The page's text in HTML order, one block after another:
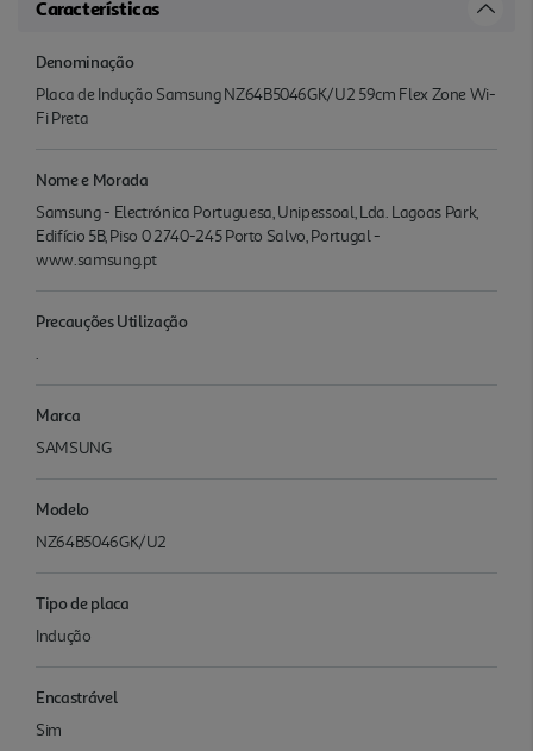
Características
Denominação
Placa de Indução Samsung NZ64B5046GK/U2 59cm Flex Zone Wi-
Fi Preta
Nome e Morada
Samsung - Electrónica Portuguesa, Unipessoal, Lda. Lagoas Park,
Edifício 5B, Piso 0 2740-245 Porto Salvo, Portugal -
www.samsung.pt
Precauções Utilização
.
Marca
SAMSUNG
Modelo
NZ64B5046GK/U2
Tipo de placa
Indução
Encastrável
Sim